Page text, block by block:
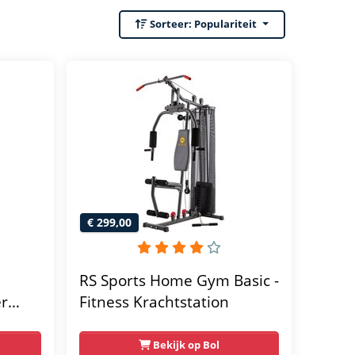
Sorteer: Populariteit
€ 299,00
RS Sports Home Gym Basic -
Fitness Krachtstation
Bekijk op Bol